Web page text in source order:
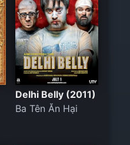
Delhi Belly (2011)
Ba Tên Ăn Hại